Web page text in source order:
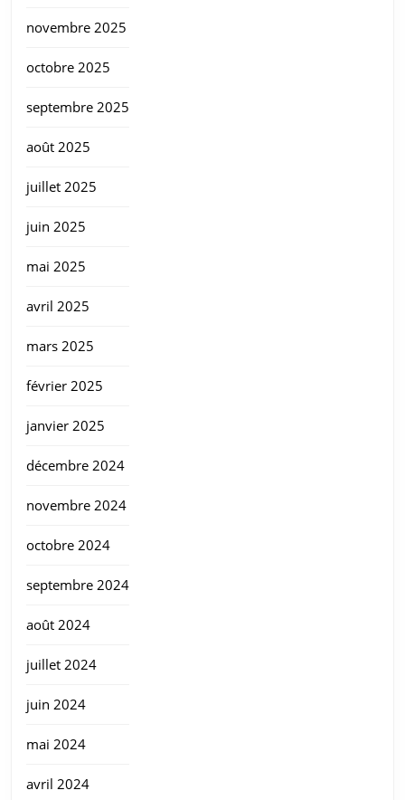
novembre 2025
octobre 2025
septembre 2025
août 2025
juillet 2025
juin 2025
mai 2025
avril 2025
mars 2025
février 2025
janvier 2025
décembre 2024
novembre 2024
octobre 2024
septembre 2024
août 2024
juillet 2024
juin 2024
mai 2024
avril 2024